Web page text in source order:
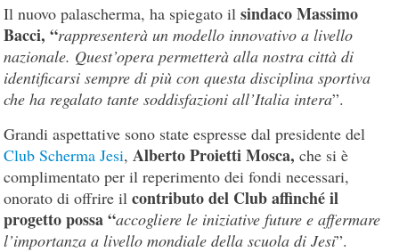
Il nuovo palascherma, ha spiegato ilsindaco Massimo
Bacci, “rappresenterà un modello innovativo a livello
nazionale. Quest’opera permetterà alla nostra città di
identificarsi sempre di più con questa disciplina sportiva
che ha regalato tante soddisfazioni all’Italia intera”.
Grandi aspettative sono state espresse dal presidente del
Club Scherma Jesi, Alberto Proietti Mosca, che si è
complimentato per il reperimento dei fondi necessari,
onorato di offrire ilcontributo del Club affinché il
progetto possa “accogliere le iniziative future e affermare
l’importanza a livello mondiale della scuola di Jesi”.